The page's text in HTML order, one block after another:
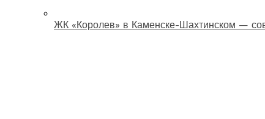
ЖК «Королев» в Каменске-Шахтинском —